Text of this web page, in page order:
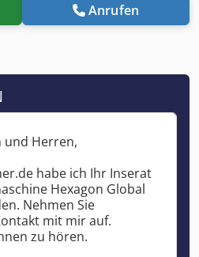
Anrufen